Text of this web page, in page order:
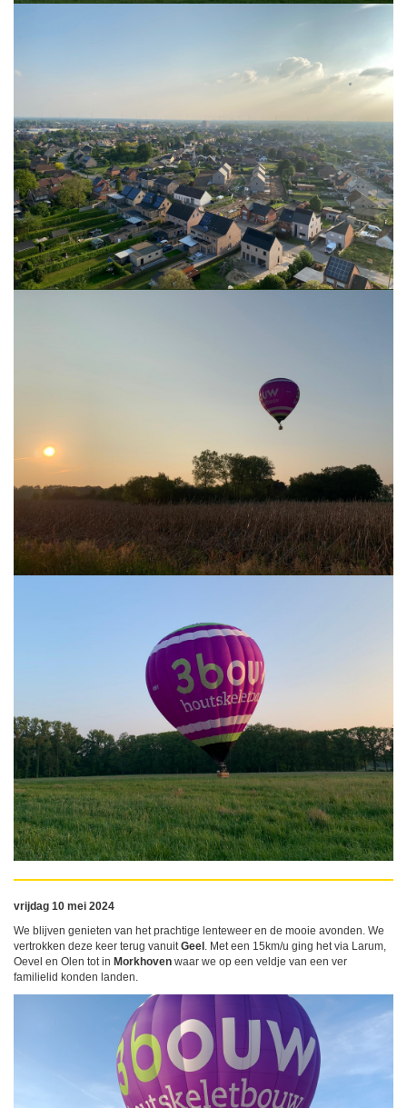
vrijdag 10 mei 2024
We blijven genieten van het prachtige lenteweer en de mooie avonden. We
vertrokken deze keer terug vanuitGeel . Met een 15km/u ging het via Larum,
Oevel en Olen tot in Morkhoven waar we op een veldje van een ver
familielid konden landen.